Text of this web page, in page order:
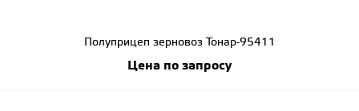
Полуприцеп зерновоз Тонар-95411
Цена по запросу